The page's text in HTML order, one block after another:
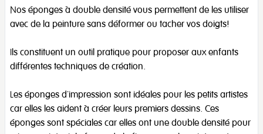
Nos éponges à double densité vous permettent de les utiliser
avec de la peinture sans déformer ou tacher vos doigts!
Ils constituent un outil pratique pour proposer aux enfants
différentes techniques de création.
Les éponges d'impression sont idéales pour les petits artistes
car elles les aident à créer leurs premiers dessins. Ces
éponges sont spéciales car elles ont une double densité pour